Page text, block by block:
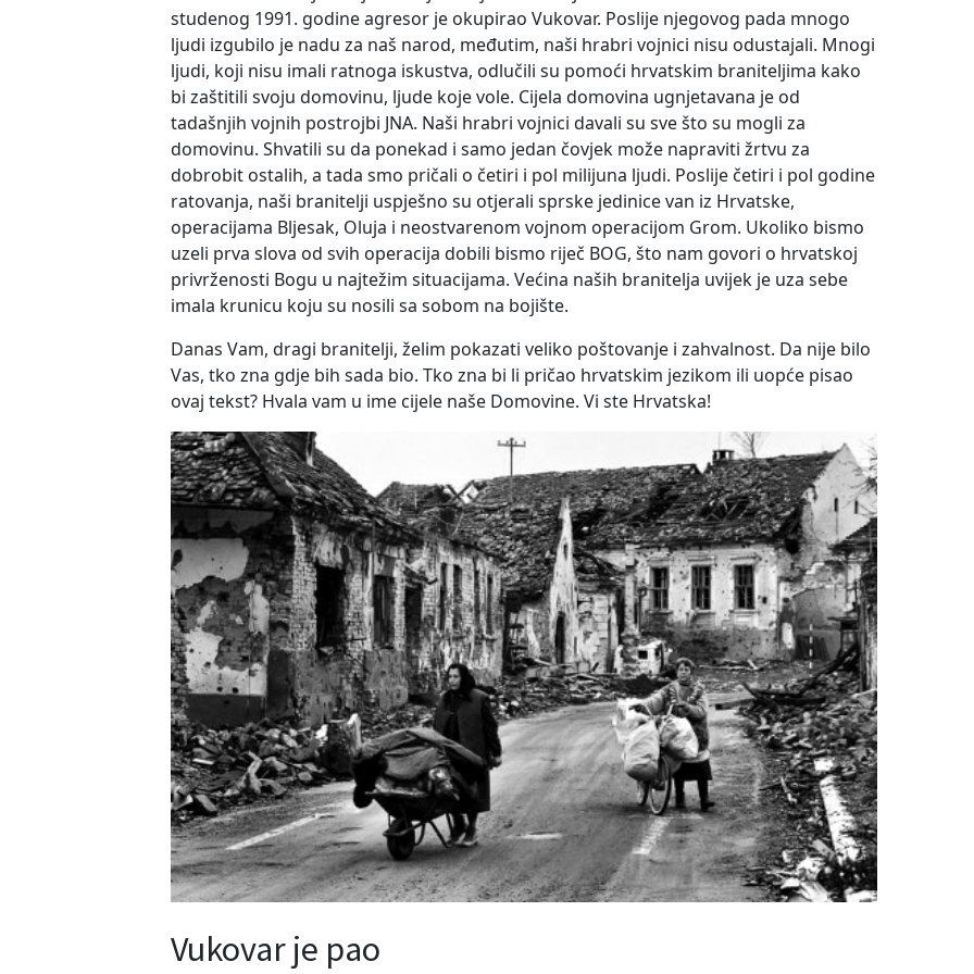
studenog 1991. godine agresor je okupirao Vukovar. Poslije njegovog pada mnogo
ljudi izgubilo je nadu za naš narod, međutim, naši hrabri vojnici nisu odustajali. Mnogi
ljudi, koji nisu imali ratnoga iskustva, odlučili su pomoći hrvatskim braniteljima kako
bi zaštitili svoju domovinu, ljude koje vole. Cijela domovina ugnjetavana je od
tadašnjih vojnih postrojbi JNA. Naši hrabri vojnici davali su sve što su mogli za
domovinu. Shvatili su da ponekad i samo jedan čovjek može napraviti žrtvu za
dobrobit ostalih, a tada smo pričali o četiri i pol milijuna ljudi. Poslije četiri i pol godine
ratovanja, naši branitelji uspješno su otjerali sprske jedinice van iz Hrvatske,
operacijama Bljesak, Oluja i neostvarenom vojnom operacijom Grom. Ukoliko bismo
uzeli prva slova od svih operacija dobili bismo riječ BOG, što nam govori o hrvatskoj
privrženosti Bogu u najtežim situacijama. Većina naših branitelja uvijek je uza sebe
imala krunicu koju su nosili sa sobom na bojište.
Danas Vam, dragi branitelji, želim pokazati veliko poštovanje i zahvalnost. Da nije bilo
Vas, tko zna gdje bih sada bio. Tko zna bi li pričao hrvatskim jezikom ili uopće pisao
ovaj tekst? Hvala vam u ime cijele naše Domovine. Vi ste Hrvatska!
Vukovar je pao